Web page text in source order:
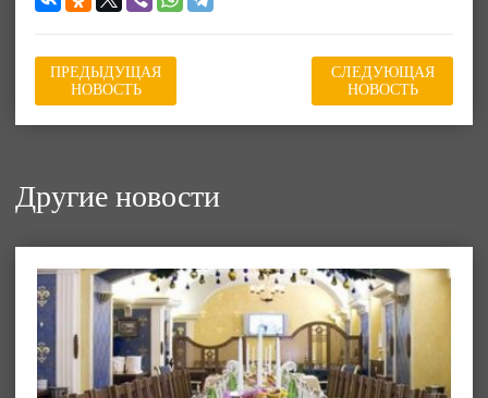
ПРЕДЫДУЩАЯ
НОВОСТЬ
СЛЕДУЮЩАЯ
НОВОСТЬ
Другие новости